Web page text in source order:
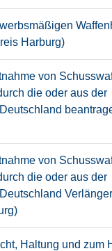
Harburg)
von
die oder aus der
von
die oder aus der
Haltung und zum